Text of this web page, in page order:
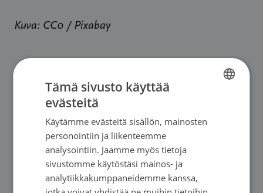
Kuva: CC0 / Pixabay
SWEDISH
Tämä sivusto käyttää
evästeitä
Käytämme evästeitä sisällön, mainosten
personointiin ja liikenteemme
analysointiin. Jaamme myös tietoja
sivustomme käytöstäsi mainos- ja
analytiikkakumppaneidemme kanssa,